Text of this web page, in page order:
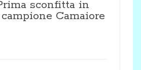
sconfitta in
Camaiore